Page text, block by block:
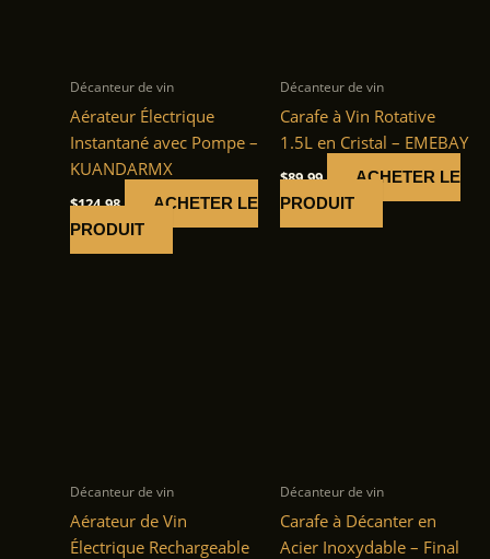
Décanteur de vin
Aérateur Électrique
Instantané avec Pompe –
KUANDARMX
$124.98
ACHETER LE
PRODUIT
Décanteur de vin
Carafe à Vin Rotative
1.5L en Cristal – EMEBAY
$89.99
ACHETER LE
PRODUIT
Décanteur de vin
Aérateur de Vin
Électrique Rechargeable
Décanteur de vin
Carafe à Décanter en
Acier Inoxydable – Final